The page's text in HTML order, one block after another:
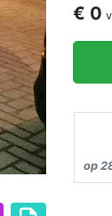
€ 0
op